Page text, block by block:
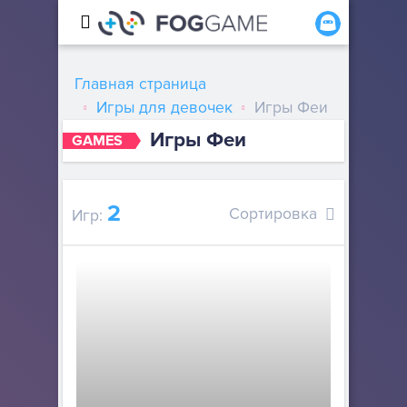
GAMES Игры Феи
Главная страница
Игры для девочек
Игры Феи
Игр: 2 Сортировка